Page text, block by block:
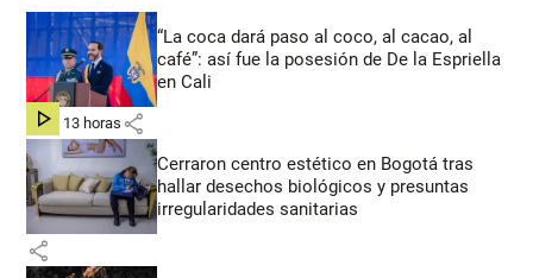
“La coca dará paso al coco, al cacao, al
café”: así fue la posesión de De la Espriella
en Cali
hace 13 horas share
Cerraron centro estético en Bogotá tras
hallar desechos biológicos y presuntas
irregularidades sanitarias
share